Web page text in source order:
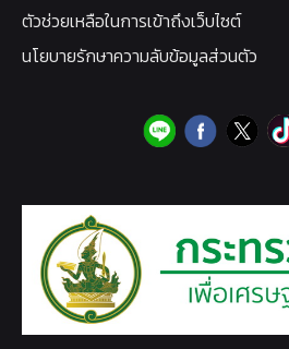
ตัวช่วยเหลือในการเข้าถึงเว็บไซต์
นโยบายรักษาความลับข้อมูลส่วนตัว